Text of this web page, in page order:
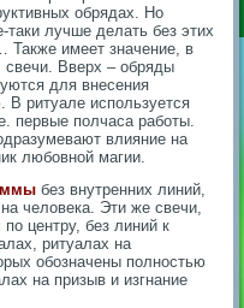
обрядах. Но
таки лучше делать без этих
Также имеет значение, в
свечи. Вверх – обряды
для внесения
ритуале используется
первые полчаса работы.
влияние на
любовной магии.
без внутренних линий,
человека. Эти же свечи,
центру, без линий к
ритуалах на
обозначены полностью
на призыв и изгнание